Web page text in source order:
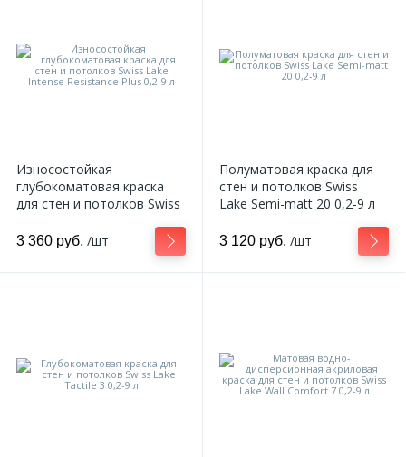
Износостойкая
глубокоматовая краска
для стен и потолков Swiss
Plus 0,2-9 л
3 360 руб. /шт
Полуматовая краска для
стен и потолков Swiss
Lake Semi-matt 20 0,2-9 л
3 120 руб. /шт